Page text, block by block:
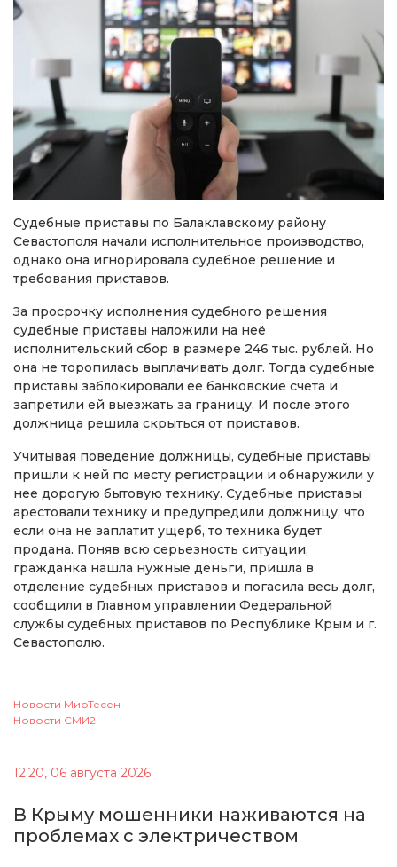
Судебные приставы по Балаклавскому району
Севастополя начали исполнительное производство,
однако она игнорировала судебное решение и
требования приставов.
За просрочку исполнения судебного решения
судебные приставы наложили на неё
исполнительский сбор в размере 246 тыс. рублей. Но
она не торопилась выплачивать долг. Тогда судебные
приставы заблокировали ее банковские счета и
запретили ей выезжать за границу. И после этого
должница решила скрыться от приставов.
Учитывая поведение должницы, судебные приставы
пришли к ней по месту регистрации и обнаружили у
нее дорогую бытовую технику. Судебные приставы
арестовали технику и предупредили должницу, что
если она не заплатит ущерб, то техника будет
продана. Поняв всю серьезность ситуации,
гражданка нашла нужные деньги, пришла в
отделение судебных приставов и погасила весь долг,
сообщили в Главном управлении Федеральной
службы судебных приставов по Республике Крым и г.
Севастополю.
Новости МирТесен
Новости СМИ2
12:20, 06 августа 2026
В Крыму мошенники наживаются на
проблемах с электричеством